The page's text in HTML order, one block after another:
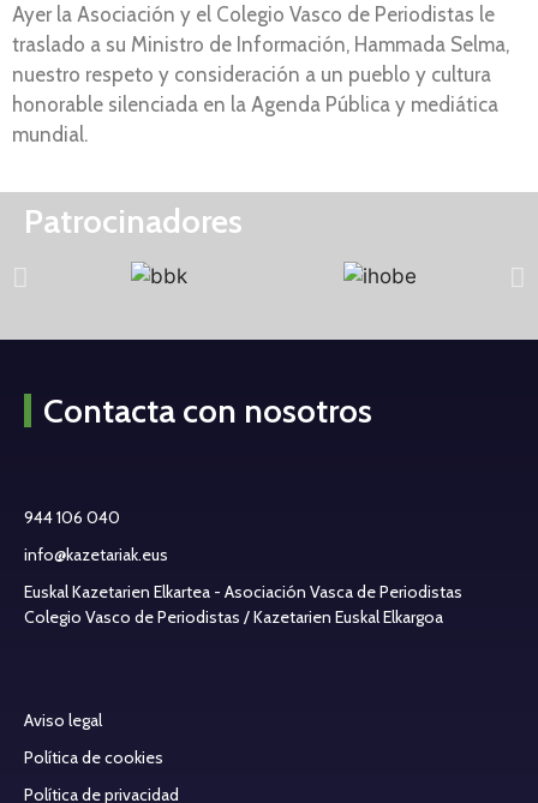
Ayer la Asociación y el Colegio Vasco de Periodistas le
traslado a su Ministro de Información, Hammada Selma,
nuestro respeto y consideración a un pueblo y cultura
honorable silenciada en la Agenda Pública y mediática
mundial.
Patrocinadores
Contacta con nosotros
944 106 040
info@kazetariak.eus
Euskal Kazetarien Elkartea - Asociación Vasca de Periodistas
Colegio Vasco de Periodistas / Kazetarien Euskal Elkargoa
Aviso legal
Política de cookies
Política de privacidad